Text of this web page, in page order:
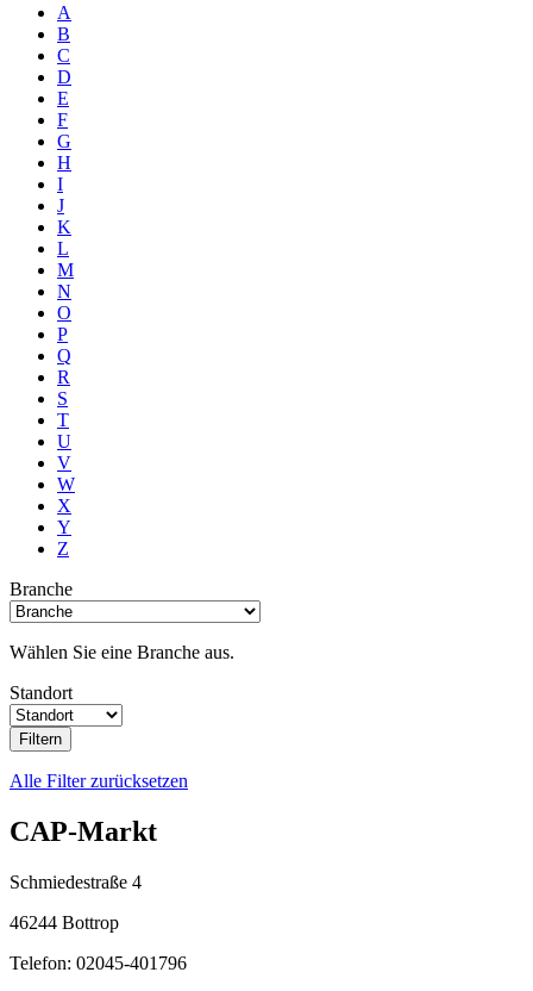
A
B
C
D
E
F
G
H
I
J
K
L
M
N
O
P
Q
R
S
T
U
V
W
X
Y
Z
Branche
Wählen Sie eine Branche aus.
Standort
Filtern
Alle Filter zurücksetzen
CAP-Markt
Schmiedestraße 4
46244 Bottrop
Telefon: 02045-401796